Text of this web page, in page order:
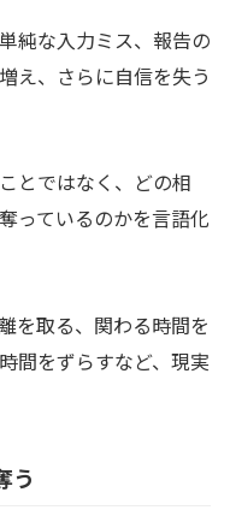
純な入力ミス、報告の
え、さらに自信を失う
とではなく、どの相
っているのかを言語化
を取る、関わる時間を
間をずらすなど、現実
う